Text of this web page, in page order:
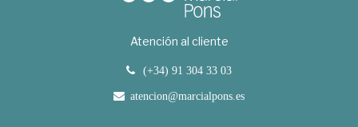
Atención al cliente
(+34) 91 304 33 03
atencion@marcialpons.es